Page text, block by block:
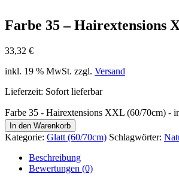
Farbe 35 – Hairextensions
33,32 €
inkl. 19 % MwSt. zzgl. Versand
Lieferzeit: Sofort lieferbar
Farbe 35 - Hairextensions XXL (60/70cm) -
In den Warenkorb
Kategorie: Glatt (60/70cm) Schlagwörter:
Beschreibung
Bewertungen (0)